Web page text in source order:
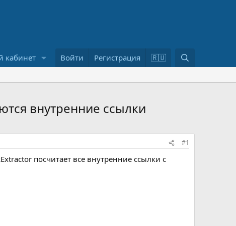
кабинет Войти Регистрация 🇷🇺
о
внутренние ссылки
#1
посчитает все внутренние ссылки с